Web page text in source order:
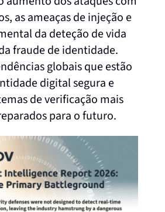
as ameaças de injeção e
da deteção de vida
fraude de identidade.
globais que estão
digital segura e
de verificação mais
para o futuro.